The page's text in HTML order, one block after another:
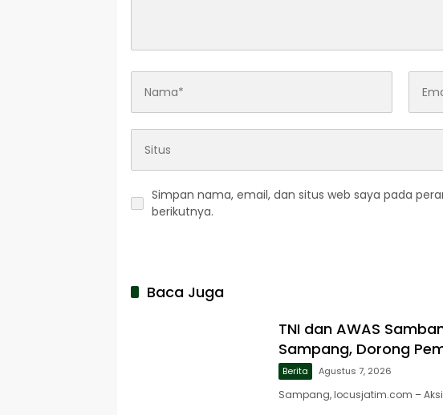
Simpan nama, email, dan situs web saya pada
berikutnya.
Baca Juga
TNI dan AWAS
Sampang, Dorong
Berita Agustus 7, 2026
Sampang, locusjatim.com –